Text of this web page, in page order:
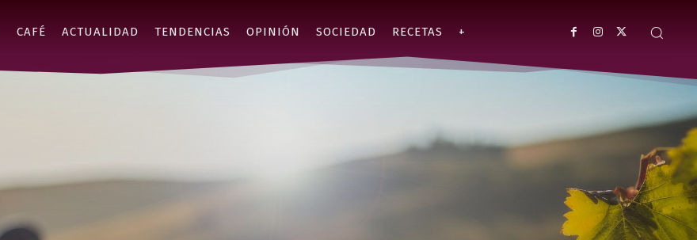
CAFÉ ACTUALIDAD TENDENCIAS OPINIÓN SOCIEDAD RECETAS +